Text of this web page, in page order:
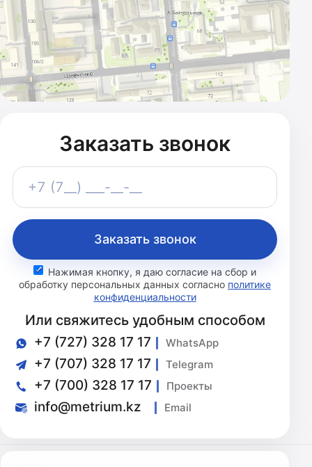
Заказать звонок
+7 (7__) ___-__-__
Заказать звонок
Нажимая кнопку, я даю согласие на сбор и
обработку персональных данных согласно политике
конфиденциальности
Или свяжитесь удобным способом
+7 (727) 328 17 17 WhatsApp
+7 (707) 328 17 17 Telegram
+7 (700) 328 17 17 Проекты
info@metrium.kz Email